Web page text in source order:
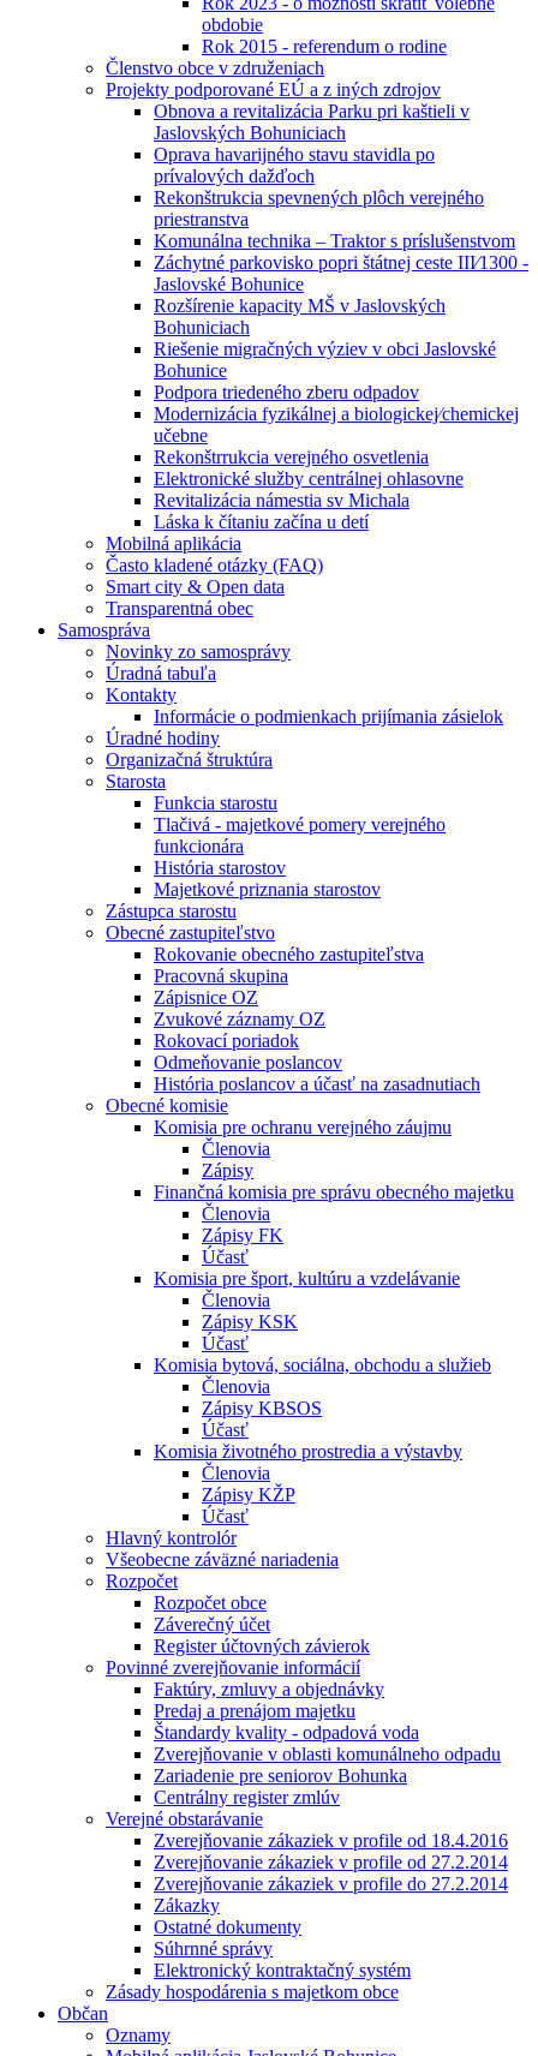
obdobie
Rok 2015 - referendum o rodine
Členstvo obce v združeniach
Projekty podporované EÚ a z iných zdrojov
Obnova a revitalizácia Parku pri kaštieli v
Jaslovských Bohuniciach
Oprava havarijného stavu stavidla po
prívalových dažďoch
Rekonštrukcia spevnených plôch verejného
priestranstva
Komunálna technika – Traktor s príslušenstvom
Záchytné parkovisko popri štátnej ceste III⁄1300 -
Jaslovské Bohunice
Rozšírenie kapacity MŠ v Jaslovských
Bohuniciach
Riešenie migračných výziev v obci Jaslovské
Bohunice
Podpora triedeného zberu odpadov
Modernizácia fyzikálnej a biologickej⁄chemickej
učebne
Rekonštrrukcia verejného osvetlenia
Elektronické služby centrálnej ohlasovne
Revitalizácia námestia sv Michala
Láska k čítaniu začína u detí
Mobilná aplikácia
Často kladené otázky (FAQ)
Smart city & Open data
Transparentná obec
Samospráva
Novinky zo samosprávy
Úradná tabuľa
Kontakty
Informácie o podmienkach prijímania zásielok
Úradné hodiny
Organizačná štruktúra
Starosta
Funkcia starostu
Tlačivá - majetkové pomery verejného
funkcionára
História starostov
Majetkové priznania starostov
Zástupca starostu
Obecné zastupiteľstvo
Rokovanie obecného zastupiteľstva
Pracovná skupina
Zápisnice OZ
Zvukové záznamy OZ
Rokovací poriadok
Odmeňovanie poslancov
História poslancov a účasť na zasadnutiach
Obecné komisie
Komisia pre ochranu verejného záujmu
Členovia
Zápisy
Finančná komisia pre správu obecného majetku
Členovia
Zápisy FK
Účasť
Komisia pre šport, kultúru a vzdelávanie
Členovia
Zápisy KSK
Účasť
Komisia bytová, sociálna, obchodu a služieb
Členovia
Zápisy KBSOS
Účasť
Komisia životného prostredia a výstavby
Členovia
Zápisy KŽP
Účasť
Hlavný kontrolór
Všeobecne záväzné nariadenia
Rozpočet
Rozpočet obce
Záverečný účet
Register účtovných závierok
Povinné zverejňovanie informácií
Faktúry, zmluvy a objednávky
Predaj a prenájom majetku
Štandardy kvality - odpadová voda
Zverejňovanie v oblasti komunálneho odpadu
Zariadenie pre seniorov Bohunka
Centrálny register zmlúv
Verejné obstarávanie
Zverejňovanie zákaziek v profile od 18.4.2016
Zverejňovanie zákaziek v profile od 27.2.2014
Zverejňovanie zákaziek v profile do 27.2.2014
Zákazky
Ostatné dokumenty
Súhrnné správy
Elektronický kontraktačný systém
Zásady hospodárenia s majetkom obce
Občan
Oznamy